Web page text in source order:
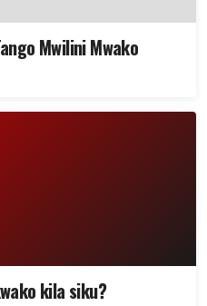
Mwilini Mwako
kila siku?